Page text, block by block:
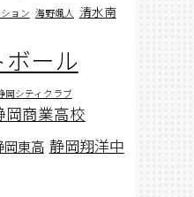
ョン 海野颯人 清水南
ール
岡シティクラブ
岡商業高校
岡東高 静岡翔洋中